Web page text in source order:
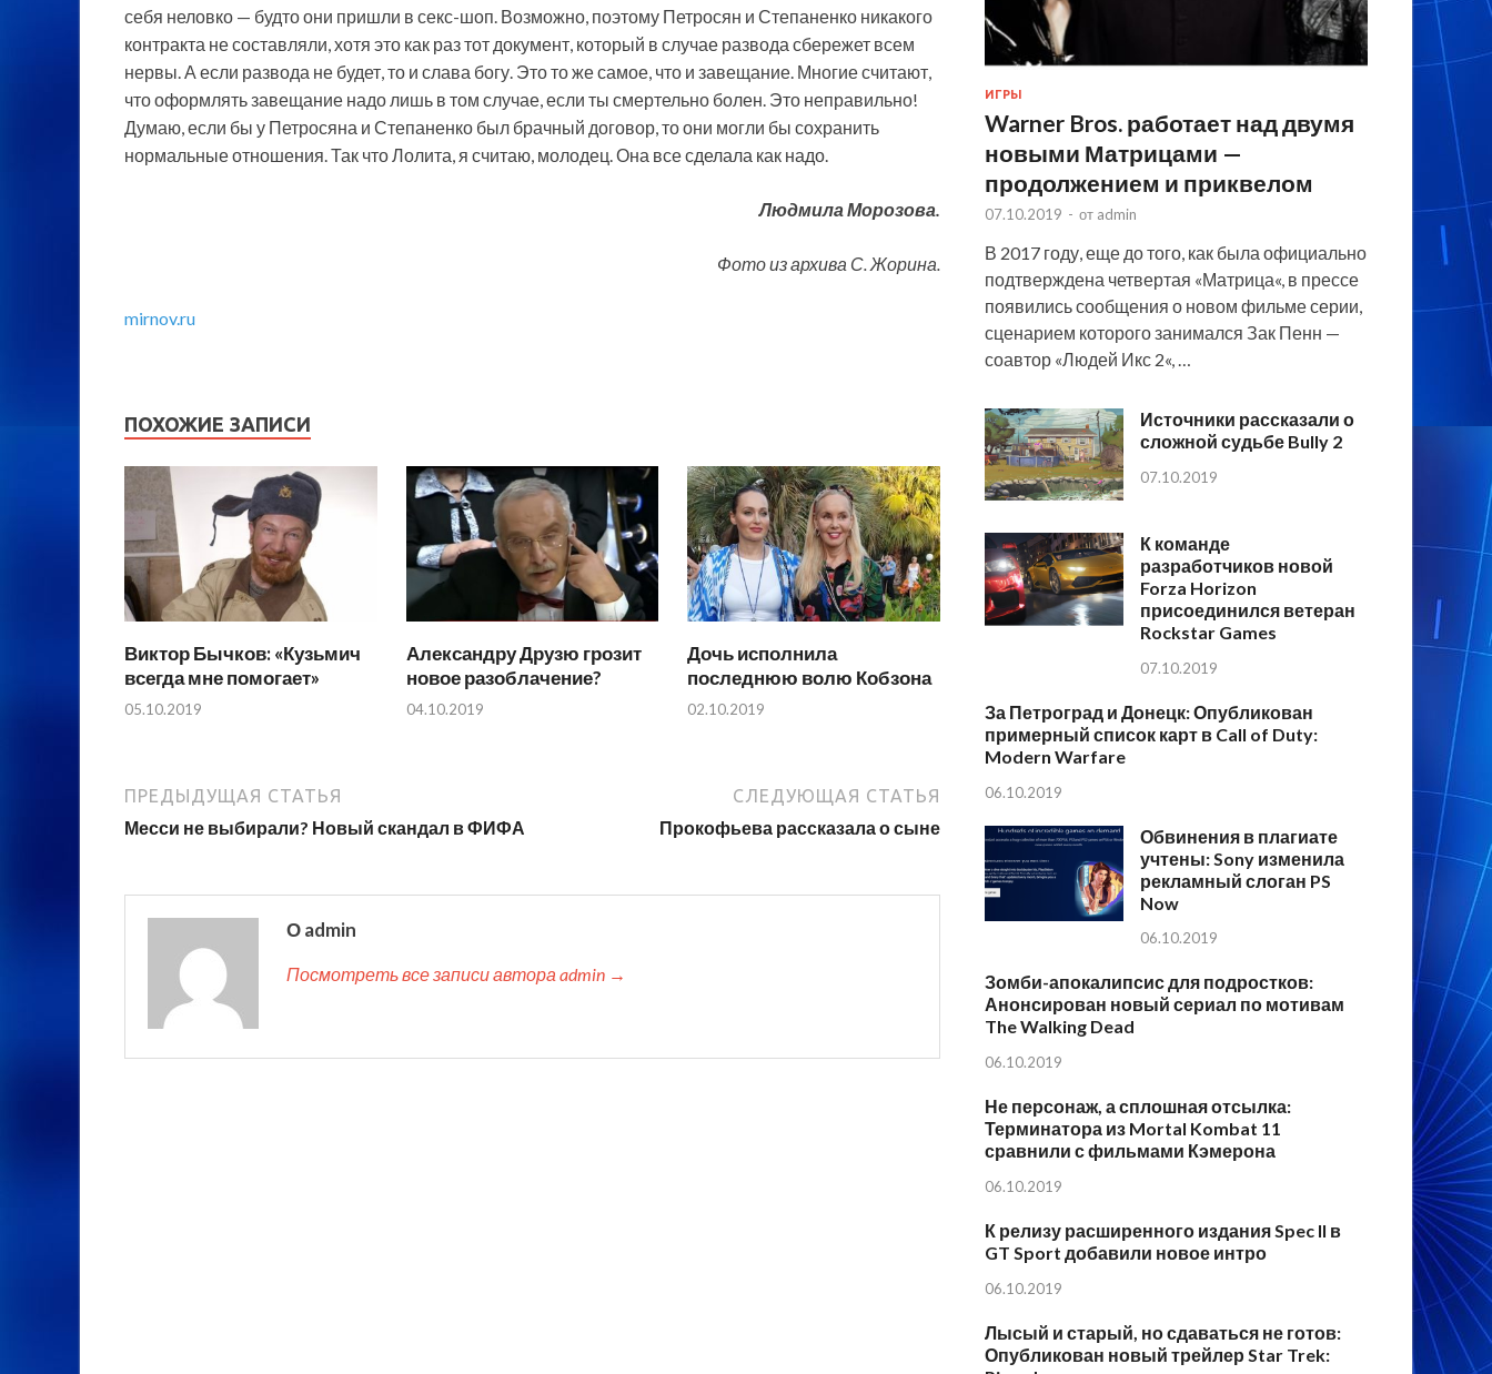
себя неловко — будто они пришли в секс-шоп. Возможно, поэтому Петросян и Степаненко никакого
контракта не составляли, хотя это как раз тот документ, который в случае развода сбережет всем
нервы. А если развода не будет, то и слава богу. Это то же самое, что и завещание. Многие считают,
что оформлять завещание надо лишь в том случае, если ты смертельно болен. Это неправильно!
Думаю, если бы у Петросяна и Степаненко был брачный договор, то они могли бы сохранить
нормальные отношения. Так что Лолита, я считаю, молодец. Она все сделала как надо.
Людмила Морозова.
Фото из архива С. Жорина.
mirnov.ru
ПОХОЖИЕ ЗАПИСИ
Виктор Бычков: «Кузьмич
всегда мне помогает»
05.10.2019
Александру Друзю грозит
новое разоблачение?
04.10.2019
Дочь исполнила
последнюю волю Кобзона
02.10.2019
ПРЕДЫДУЩАЯ СТАТЬЯ
Месси не выбирали? Новый скандал в ФИФА
СЛЕДУЮЩАЯ СТАТЬЯ
Прокофьева рассказала о сыне
О admin
Посмотреть все записи автора admin →
ИГРЫ
Warner Bros. работает над двумя
новыми Матрицами —
продолжением и приквелом
07.10.2019 - от admin
В 2017 году, еще до того, как была официально
подтверждена четвертая «Матрица«, в прессе
появились сообщения о новом фильме серии,
сценарием которого занимался Зак Пенн —
соавтор «Людей Икс 2«, …
Источники рассказали о
сложной судьбе Bully 2
07.10.2019
К команде
разработчиков новой
Forza Horizon
присоединился ветеран
Rockstar Games
07.10.2019
За Петроград и Донецк: Опубликован
примерный список карт в Call of Duty:
Modern Warfare
06.10.2019
Обвинения в плагиате
учтены: Sony изменила
рекламный слоган PS
Now
06.10.2019
Зомби-апокалипсис для подростков:
Анонсирован новый сериал по мотивам
The Walking Dead
06.10.2019
Не персонаж, а сплошная отсылка:
Терминатора из Mortal Kombat 11
сравнили с фильмами Кэмерона
06.10.2019
К релизу расширенного издания Spec II в
GT Sport добавили новое интро
06.10.2019
Лысый и старый, но сдаваться не готов:
Опубликован новый трейлер Star Trek: